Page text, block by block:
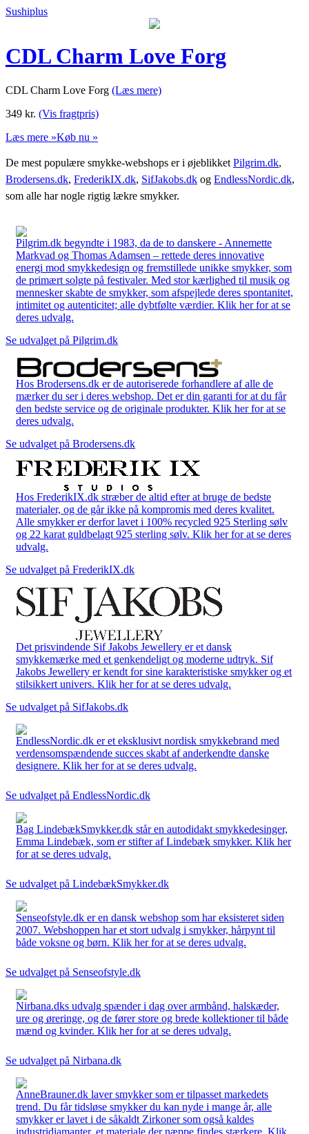
Sushiplus
CDL Charm Love Forg
CDL Charm Love Forg (Læs mere)
349 kr. (Vis fragtpris)
Læs mere »Køb nu »
De mest populære smykke-webshops er i øjeblikket Pilgrim.dk,
Brodersens.dk, FrederikIX.dk, SifJakobs.dk og EndlessNordic.dk,
som alle har nogle rigtig lækre smykker.
Pilgrim.dk begyndte i 1983, da de to danskere - Annemette
Markvad og Thomas Adamsen – rettede deres innovative
energi mod smykkedesign og fremstillede unikke smykker, som
de primært solgte på festivaler. Med stor kærlighed til musik og
mennesker skabte de smykker, som afspejlede deres spontanitet,
intimitet og autenticitet; alle dybtfølte værdier. Klik her for at se
deres udvalg.
Se udvalget på Pilgrim.dk
Hos Brodersens.dk er de autoriserede forhandlere af alle de
mærker du ser i deres webshop. Det er din garanti for at du får
den bedste service og de originale produkter. Klik her for at se
deres udvalg.
Se udvalget på Brodersens.dk
Hos FrederikIX.dk stræber de altid efter at bruge de bedste
materialer, og de går ikke på kompromis med deres kvalitet.
Alle smykker er derfor lavet i 100% recycled 925 Sterling sølv
og 22 karat guldbelagt 925 sterling sølv. Klik her for at se deres
udvalg.
Se udvalget på FrederikIX.dk
Det prisvindende Sif Jakobs Jewellery er et dansk
smykkemærke med et genkendeligt og moderne udtryk. Sif
Jakobs Jewellery er kendt for sine karakteristiske smykker og et
stilsikkert univers. Klik her for at se deres udvalg.
Se udvalget på SifJakobs.dk
EndlessNordic.dk er et eksklusivt nordisk smykkebrand med
verdensomspændende succes skabt af anderkendte danske
designere. Klik her for at se deres udvalg.
Se udvalget på EndlessNordic.dk
Bag LindebækSmykker.dk står en autodidakt smykkedesinger,
Emma Lindebæk, som er stifter af Lindebæk smykker. Klik her
for at se deres udvalg.
Se udvalget på LindebækSmykker.dk
Senseofstyle.dk er en dansk webshop som har eksisteret siden
2007. Webshoppen har et stort udvalg i smykker, hårpynt til
både voksne og børn. Klik her for at se deres udvalg.
Se udvalget på Senseofstyle.dk
Nirbana.dks udvalg spænder i dag over armbånd, halskæder,
ure og øreringe, og de fører store og brede kollektioner til både
mænd og kvinder. Klik her for at se deres udvalg.
Se udvalget på Nirbana.dk
AnneBrauner.dk laver smykker som er tilpasset markedets
trend. Du får tidsløse smykker du kan nyde i mange år, alle
smykker er lavet i de såkaldt Zirkoner som også kaldes
industridiamanter, et materiale der næppe findes stærkere. Klik